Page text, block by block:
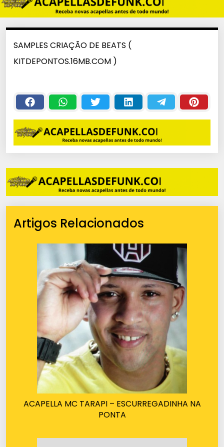
SAMPLES CRIAÇÃO DE BEATS (
KITDEPONTOS.16MB.COM )
Artigos Relacionados
ACAPELLA MC TARAPI – ESCURREGADINHA NA
PONTA